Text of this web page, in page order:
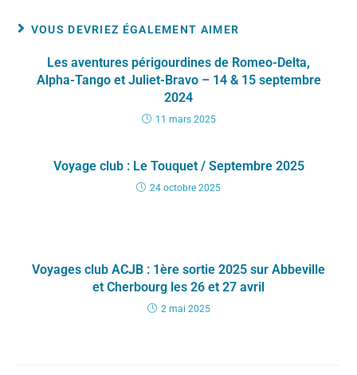
VOUS DEVRIEZ ÉGALEMENT AIMER
Les aventures périgourdines de Romeo-Delta,
Alpha-Tango et Juliet-Bravo – 14 & 15 septembre
2024
11 mars 2025
Voyage club : Le Touquet / Septembre 2025
24 octobre 2025
Voyages club ACJB : 1ère sortie 2025 sur Abbeville
et Cherbourg les 26 et 27 avril
2 mai 2025